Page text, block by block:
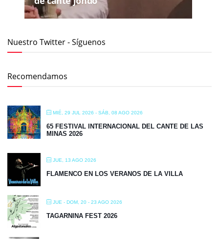
Nuestro Twitter - Síguenos
Recomendamos
MIÉ, 29 JUL 2026 - SÁB, 08 AGO 2026
65 FESTIVAL INTERNACIONAL DEL CANTE DE LAS
MINAS 2026
JUE, 13 AGO 2026
FLAMENCO EN LOS VERANOS DE LA VILLA
JUE - DOM, 20 - 23 AGO 2026
TAGARNINA FEST 2026